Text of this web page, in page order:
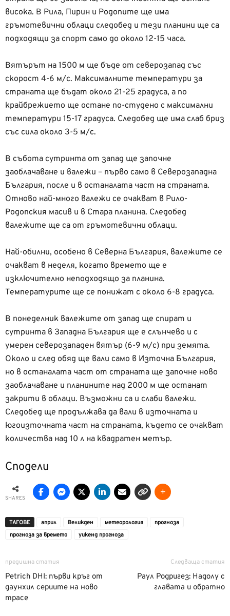
висока. В Рила, Пирин и Родопите ще има
гръмотевични облаци следобед и тези планини ще са
подходящи за спорт само до около 12-15 часа.
Вятърът на 1500 м ще бъде от северозапад със
скорост 4-6 м/с. Максималните температури за
страната ще бъдат около 21-25 градуса, а по
крайбрежието ще остане по-студено с максимални
температури 15-17 градуса. Следобед ще има слаб бриз
със сила около 3-5 м/с.
В събота сутринта от запад ще започне
заоблачаване и валежи – първо само в Северозападна
България, после и в останалата част на страната.
Отново най-много валежи се очакват в Рило-
Родопския масив и в Стара планина. Следобед
валежите ще са от гръмотевични облаци.
Най-обилни, особено в Северна България, валежите се
очакват в неделя, когато времето ще е
изключително неподходящо за планина.
Температурите ще се понижат с около 6-8 градуса.
В понеделник валежите от запад ще спират и
сутринта в Западна България ще е слънчево и с
умерен северозападен вятър (6-9 м/с) при земята.
Около и след обяд ще вали само в Източна България,
но в останалата част от страната ще започне ново
заоблачаване и планините над 2000 м ще останат
закрити в облаци. Възможни са и слаби валежи.
Следобед ще продължава да вали в източната и
югоизточната част на страната, където се очакват
количества над 10 л на квадратен метър.
Сподели
SHARES
ТАГОВЕ април Великден метеорология
прогноза
прогноза за времето
уикенд прогноза
предишна статия
Petrich DHI: първи кръг от
даунхил сериите на ново
трасе
Следваща статия
Раул Родригез: Надолу с
главата и обратно